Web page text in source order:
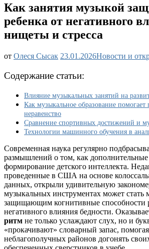
Как занятия музыкой
ребенка от негативного
нищеты и стресса
от Олеся Сысак 23.01.2026Как
ребенка
от
негативного
влияния
нищеты
и
стресса
Новости и
Содержание статьи:
Влияние музыкальных занятий на
Как музыкальное образование помогает
неравенство
Сравнение спортивных достижений и
Технологии машинного обучения в
Современная наука регулярно
размышлений о том, как дополнительные
формирование детского интеллекта.
проведенные в США на основе
данных, открыли удивительную
музыкальных инструментах может
защищающим когнитивные способности
негативного влияния бедности.
ритм не только услаждают слух, но и
«прокачивают» словарный запас,
неблагополучных районов догонять